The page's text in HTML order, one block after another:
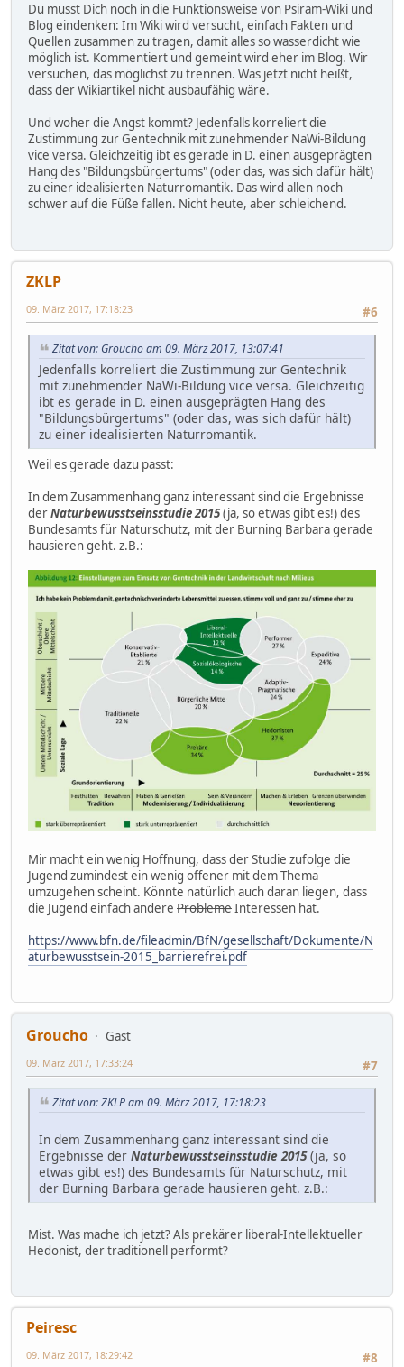
Du musst Dich noch in die Funktionsweise von Psiram-Wiki und
Blog eindenken: Im Wiki wird versucht, einfach Fakten und
Quellen zusammen zu tragen, damit alles so wasserdicht wie
möglich ist. Kommentiert und gemeint wird eher im Blog. Wir
versuchen, das möglichst zu trennen. Was jetzt nicht heißt,
dass der Wikiartikel nicht ausbaufähig wäre.
Und woher die Angst kommt? Jedenfalls korreliert die
Zustimmung zur Gentechnik mit zunehmender NaWi-Bildung
vice versa. Gleichzeitig ibt es gerade in D. einen ausgeprägten
Hang des "Bildungsbürgertums" (oder das, was sich dafür hält)
zu einer idealisierten Naturromantik. Das wird allen noch
schwer auf die Füße fallen. Nicht heute, aber schleichend.
ZKLP
#6
09. März 2017, 17:18:23
Zitat von: Groucho am 09. März 2017, 13:07:41
Jedenfalls korreliert die Zustimmung zur Gentechnik
mit zunehmender NaWi-Bildung vice versa. Gleichzeitig
ibt es gerade in D. einen ausgeprägten Hang des
"Bildungsbürgertums" (oder das, was sich dafür hält)
zu einer idealisierten Naturromantik.
Weil es gerade dazu passt:
In dem Zusammenhang ganz interessant sind die Ergebnisse
derNaturbewusstseinsstudie 2015(ja, so etwas gibt es!) des
Bundesamts für Naturschutz, mit der Burning Barbara gerade
hausieren geht. z.B.:
Mir macht ein wenig Hoffnung, dass der Studie zufolge die
Jugend zumindest ein wenig offener mit dem Thema
umzugehen scheint. Könnte natürlich auch daran liegen, dass
die Jugend einfach andere ProblemeInteressen hat.
https://www.bfn.de/fileadmin/BfN/gesellschaft/Dokumente/N
aturbewusstsein-2015_barrierefrei.pdf
Groucho
Gast
#7
09. März 2017, 17:33:24
Zitat von: ZKLP am 09. März 2017, 17:18:23
In dem Zusammenhang ganz interessant sind die
Ergebnisse der Naturbewusstseinsstudie 2015(ja, so
etwas gibt es!) des Bundesamts für Naturschutz, mit
der Burning Barbara gerade hausieren geht. z.B.:
Mist. Was mache ich jetzt? Als prekärer liberal-Intellektueller
Hedonist, der traditionell performt?
Peiresc
#8
09. März 2017, 18:29:42